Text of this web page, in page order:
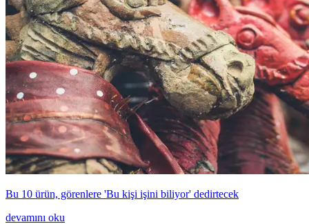
Bu 10 ürün, görenlere 'Bu kişi işini biliyor' dedirtecek
devamını oku